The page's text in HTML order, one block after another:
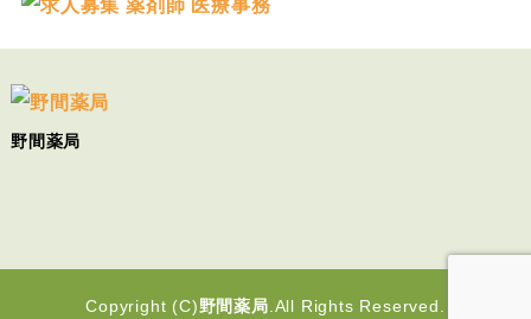
野間薬局
Copyright (C)野間薬局 .All Rights Reserved.